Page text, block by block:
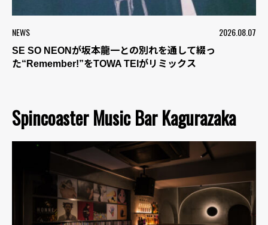
NEWS 2026.08.07
SE SO NEONが坂本龍一との別れを通して綴っ
た“Remember!”をTOWA TEIがリミックス
Spincoaster Music Bar Kagurazaka